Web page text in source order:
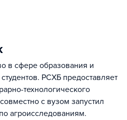
в сфере образования и
РСХБ предоставляет
технологического
с вузом запустил
агроисследованиям.